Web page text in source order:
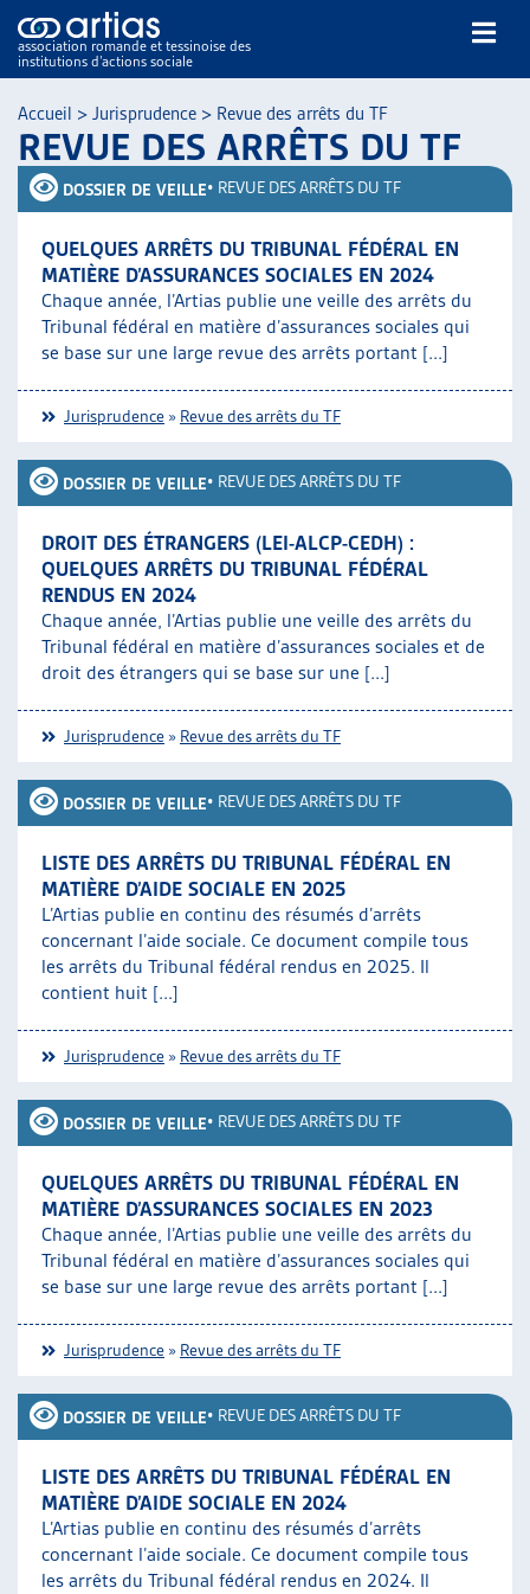
association romande et tessinoise des
institutions d’actions sociale
NOS PUBLICATIONS
ARTICLES
DOSSIERS DU MOIS
VEILLE
RESSOURCES
GUIDE SOCIAL ROMAND
ARTIAS
L’ASSOCIATION
PROJETS ET ACTIVITÉS
JOURNÉES D’AUTOMNE
Accueil > Jurisprudence > Revue des arrêts du TF
REVUE DES ARRÊTS DU TF
DOSSIER DE VEILLE• REVUE DES ARRÊTS DU TF
QUELQUES ARRÊTS DU TRIBUNAL FÉDÉRAL EN
MATIÈRE D’ASSURANCES SOCIALES EN 2024
Chaque année, l’Artias publie une veille des arrêts du
Tribunal fédéral en matière d’assurances sociales qui
se base sur une large revue des arrêts portant [...]
Jurisprudence » Revue des arrêts du TF
DOSSIER DE VEILLE• REVUE DES ARRÊTS DU TF
DROIT DES ÉTRANGERS (LEI-ALCP-CEDH) :
QUELQUES ARRÊTS DU TRIBUNAL FÉDÉRAL
RENDUS EN 2024
Chaque année, l’Artias publie une veille des arrêts du
Tribunal fédéral en matière d’assurances sociales et de
droit des étrangers qui se base sur une [...]
Jurisprudence » Revue des arrêts du TF
DOSSIER DE VEILLE• REVUE DES ARRÊTS DU TF
LISTE DES ARRÊTS DU TRIBUNAL FÉDÉRAL EN
MATIÈRE D’AIDE SOCIALE EN 2025
L’Artias publie en continu des résumés d’arrêts
concernant l’aide sociale. Ce document compile tous
les arrêts du Tribunal fédéral rendus en 2025. Il
contient huit [...]
Jurisprudence » Revue des arrêts du TF
DOSSIER DE VEILLE• REVUE DES ARRÊTS DU TF
QUELQUES ARRÊTS DU TRIBUNAL FÉDÉRAL EN
MATIÈRE D’ASSURANCES SOCIALES EN 2023
Chaque année, l’Artias publie une veille des arrêts du
Tribunal fédéral en matière d’assurances sociales qui
se base sur une large revue des arrêts portant [...]
Jurisprudence » Revue des arrêts du TF
DOSSIER DE VEILLE• REVUE DES ARRÊTS DU TF
LISTE DES ARRÊTS DU TRIBUNAL FÉDÉRAL EN
MATIÈRE D’AIDE SOCIALE EN 2024
L’Artias publie en continu des résumés d’arrêts
concernant l’aide sociale. Ce document compile tous
les arrêts du Tribunal fédéral rendus en 2024. Il